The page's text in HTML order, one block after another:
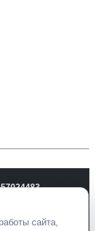
11140,
сайта,